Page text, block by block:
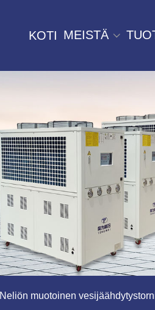
KOTI MEISTÄ
Neliön muotoinen